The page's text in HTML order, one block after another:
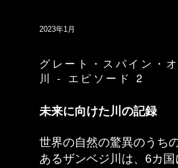
2023年1月
グレート・スパイン・
川 - エピソード 2
未来に向けた川の記録
世界の自然の驚異のうち
あるザンベジ川は、6カ